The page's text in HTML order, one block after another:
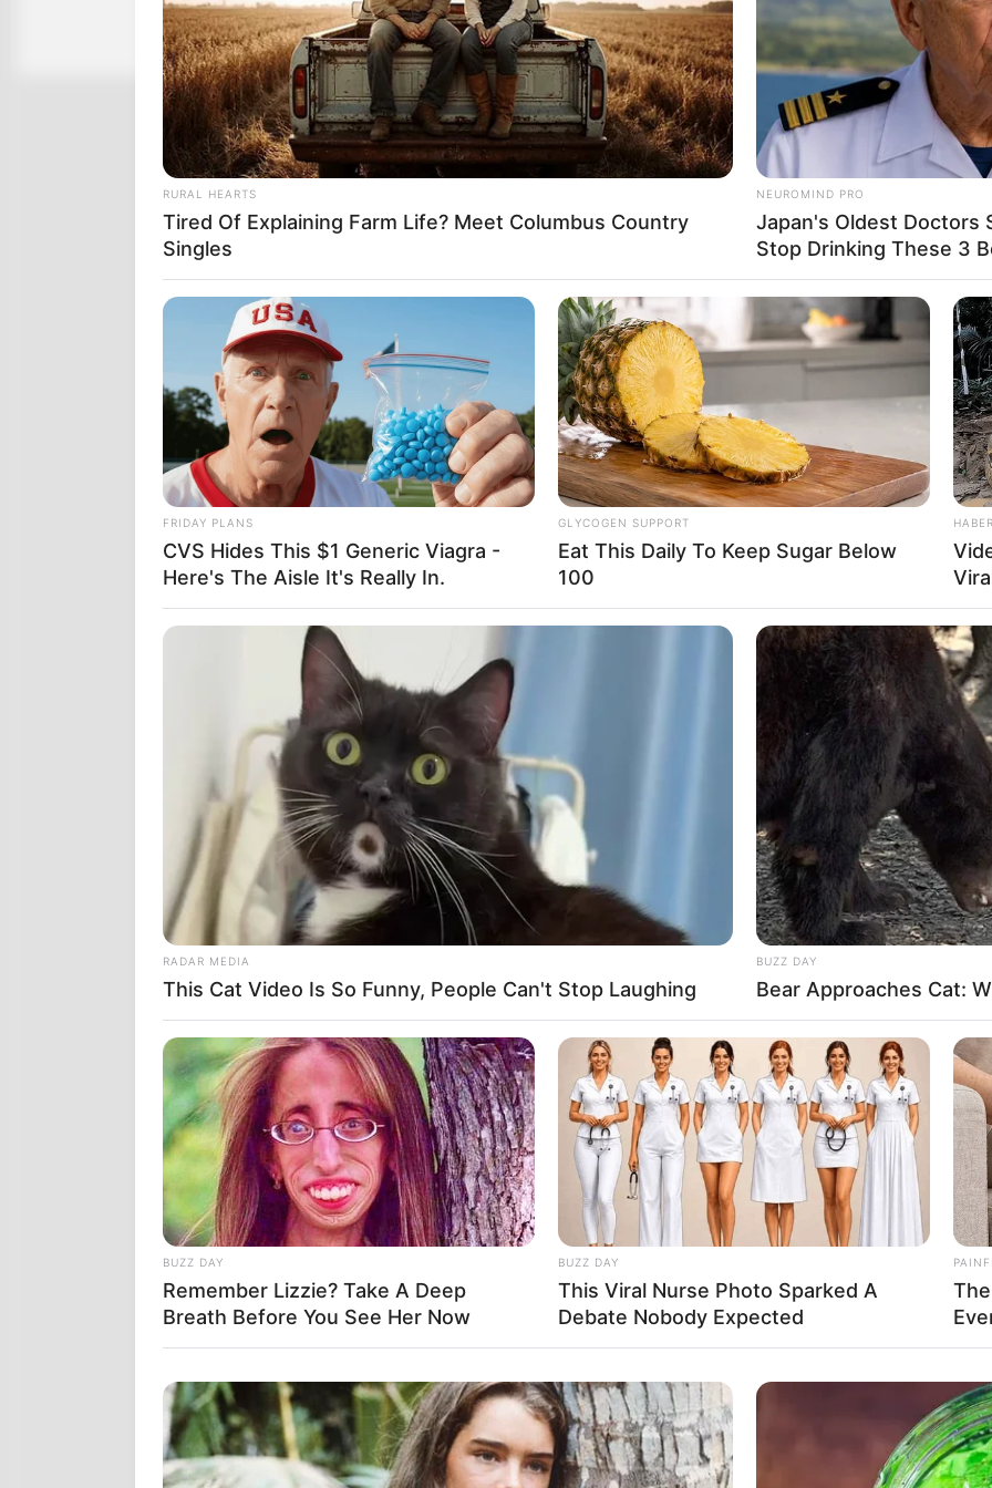
Αστροφυσικός υποδηλώνει ότι το μυστηριώδες διαστρικό αντικείμενο
προς τον Ήλιο θα μπορούσε να είναι Εξωγήινο διαστημόπλοιο
RURAL HEARTS
Tired Of Explaining Farm Life? Meet Columbus Country
Singles
NEUROMIND PRO
Japan's Oldest Doctors
Stop Drinking These 3
FRIDAY PLANS
CVS Hides This $1 Generic Viagra -
Here's The Aisle It's Really In.
GLYCOGEN SUPPORT
Eat This Daily To Keep Sugar Below
100
RADAR MEDIA
This Cat Video Is So Funny, People Can't Stop Laughing
BUZZ DAY
Bear Approaches Cat:
BUZZ DAY
Remember Lizzie? Take A Deep
Breath Before You See Her Now
BUZZ DAY
This Viral Nurse Photo Sparked A
Debate Nobody Expected